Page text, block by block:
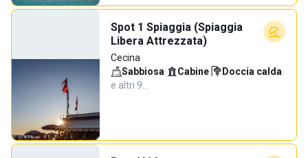
Spot 1 Spiaggia (Spiaggia
Libera Attrezzata)
Cecina
Sabbiosa· Cabine· Doccia calda·
e altri 9…